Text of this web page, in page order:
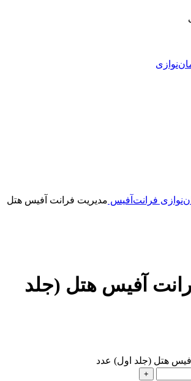
فرانت‌آفیس مدیریت فرانت آفیس هتل
آفیس هتل (جلد
هتل (جلد اول) عدد